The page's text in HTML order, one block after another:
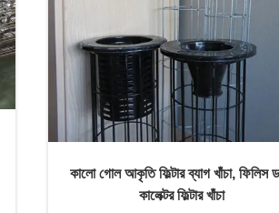
কালো গোল আকৃতি ফিল্টার ব্যাগ খাঁচা, ফিলিস
কালেক্টর ফিল্টার খাঁচা